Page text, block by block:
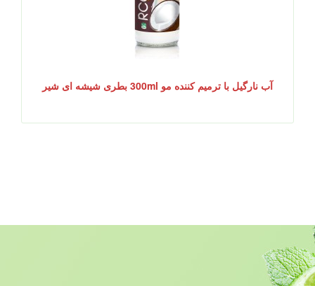
آب نارگیل با ترمیم کننده مو 300ml بطری شیشه ای شیر